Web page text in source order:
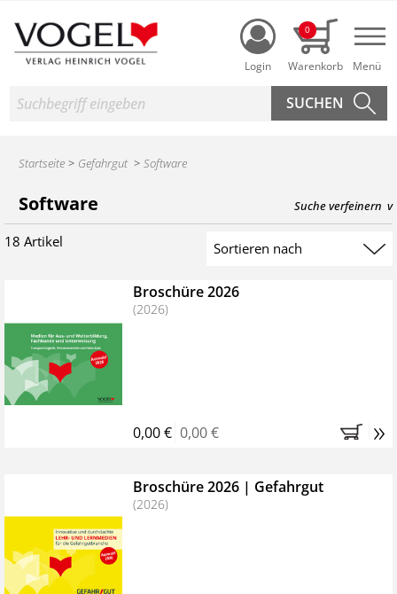
Login
0
Suche
Startseite Gefahrgut Software
Produktsuche des Heinrich Vogel Shop
Software Suche verfeinern
18 Artikel Suchergebnis sortieren
Broschüre 2026
(2026)
0,00 € 0,00 € »
Broschüre 2026 | Gefahrgut
(2026)